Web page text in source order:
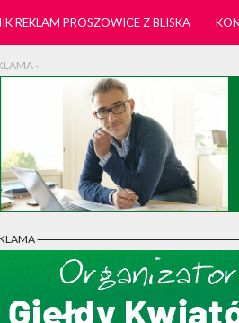
REKLAM PROSZOWICE Z BLISKA
-
-